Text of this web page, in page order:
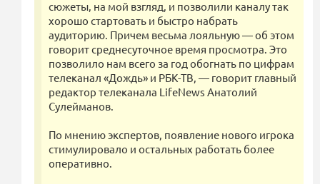
сюжеты, на мой взгляд, и позволили каналу так
хорошо стартовать и быстро набрать
аудиторию. Причем весьма лояльную — об этом
говорит среднесуточное время просмотра. Это
позволило нам всего за год обогнать по цифрам
телеканал «Дождь» и РБК-ТВ, — говорит главный
редактор телеканала LifeNews Анатолий
Сулейманов.
По мнению экспертов, появление нового игрока
стимулировало и остальных работать более
оперативно.